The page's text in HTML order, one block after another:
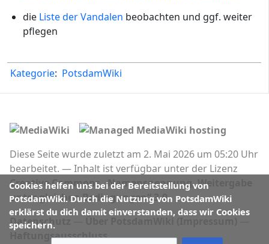
die Liste der Vandalen beobachten und ggf. weiter
pflegen
Kategorie: PotsdamWiki
Cookies helfen uns bei der Bereitstellung von
PotsdamWiki. Durch die Nutzung von PotsdamWiki
erklärst du dich damit einverstanden, dass wir Cookies
speichern.
Diese Seite wurde zuletzt am 2. Mai 2026 um 05:20 Uhr
bearbeitet.
Inhalt ist verfügbar unter der Lizenz
Creative Commons „Namensnennung, Weitergabe
unter gleichen Bedingungen“ 3.0.
Datenschutz
Haftungsausschluss